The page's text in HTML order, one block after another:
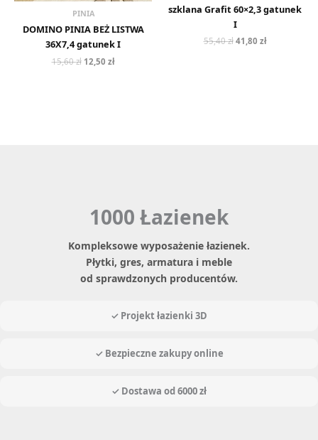
PINIA
DOMINO PINIA BEŻ LISTWA
36X7,4 gatunek I
15,60zł 12,50 zł
szklana Grafit 60×2,3 gatunek
I
55,40zł 41,80 zł
1000 Łazienek
Kompleksowe wyposażenie łazienek.
Płytki, gres, armatura i meble
od sprawdzonych producentów.
✓ Projekt łazienki 3D
✓ Bezpieczne zakupy online
✓ Dostawa od 6000 zł